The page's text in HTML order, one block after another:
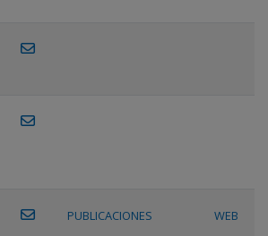
PUBLICACIONES WEB